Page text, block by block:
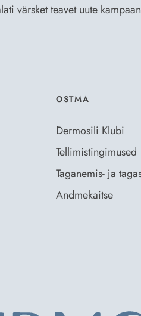
värsket teavet uute
OSTMA
Dermosili Klubi
Tellimistingimused
Taganemis- ja
Andmekaitse